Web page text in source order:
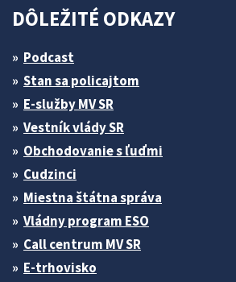
DÔLEŽITÉ ODKAZY
Podcast
Stan sa policajtom
E-služby MV SR
Vestník vlády SR
Obchodovanie s ľuďmi
Cudzinci
Miestna štátna správa
Vládny program ESO
Call centrum MV SR
E-trhovisko